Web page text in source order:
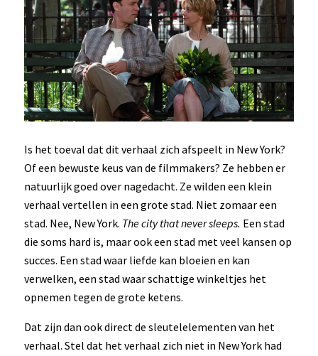
Is het toeval dat dit verhaal zich afspeelt in New York?
Of een bewuste keus van de filmmakers? Ze hebben er
natuurlijk goed over nagedacht. Ze wilden een klein
verhaal vertellen in een grote stad. Niet zomaar een
stad. Nee, New York. The city that never sleeps. Een stad
die soms hard is, maar ook een stad met veel kansen op
succes. Een stad waar liefde kan bloeien en kan
verwelken, een stad waar schattige winkeltjes het
opnemen tegen de grote ketens.
Dat zijn dan ook direct de sleutelelementen van het
verhaal. Stel dat het verhaal zich niet in New York had